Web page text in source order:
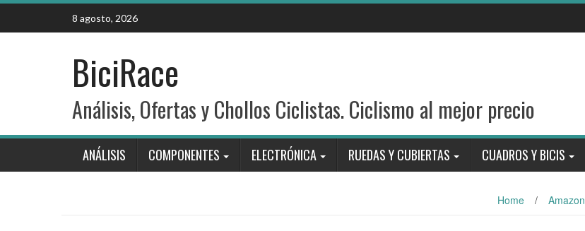
Skip
content
8 agosto, 2026
BiciRace
Análisis, Ofertas y Chollos Ciclistas. Ciclismo al mejor precio
ANÁLISIS COMPONENTES ELECTRÓNICA RUEDAS Y CUBIERTAS CUADROS Y BICIS
Home / Amazon